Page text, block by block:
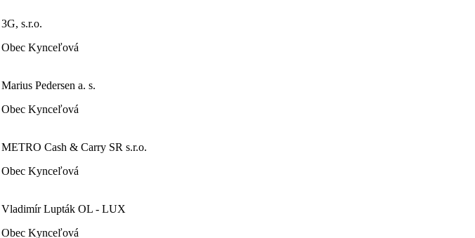
3G, s.r.o.
Obec Kynceľová
Marius Pedersen a. s.
Obec Kynceľová
METRO Cash & Carry SR s.r.o.
Obec Kynceľová
Vladimír Lupták OL - LUX
Obec Kynceľová